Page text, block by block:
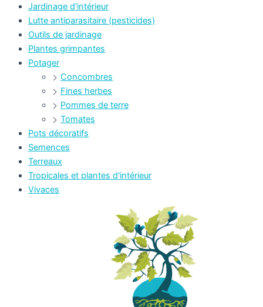
Jardinage d'intérieur
Lutte antiparasitaire (pesticides)
Outils de jardinage
Plantes grimpantes
Potager
Concombres
Fines herbes
Pommes de terre
Tomates
Pots décoratifs
Semences
Terreaux
Tropicales et plantes d'intérieur
Vivaces